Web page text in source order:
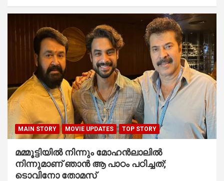
MAIN STORY MOVIE UPDATES TOP STORY
മമ്മൂട്ടിയിൽ നിന്നും മോഹൻലാലിൽ
നിന്നുമാണ് ഞാൻ ആ പാഠം പഠിച്ചത്;
ടൊവിനോ തോമസ്